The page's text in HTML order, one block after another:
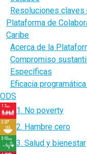
Resoluciones claves
Plataforma de
Caribe
Acerca de la
Compromiso
Específicas
Eficacia
ODS
1. No poverty
2. Hambre cero
3. Salud y bienestar